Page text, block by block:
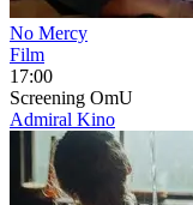
No Mercy
Film
17:00
Screening OmU
Admiral Kino